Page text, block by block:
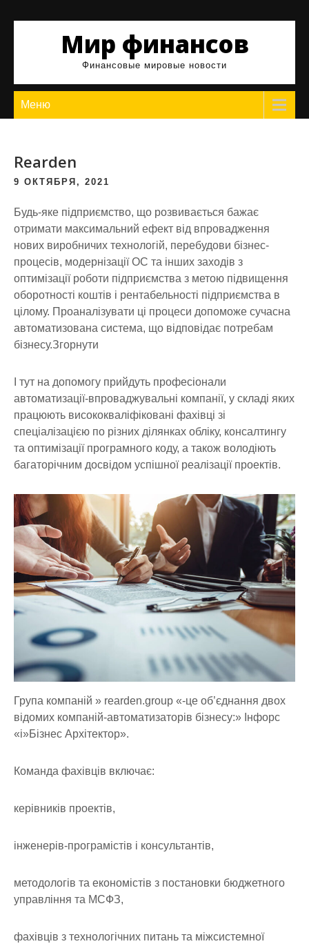
Мир финансов
Финансовые мировые новости
Меню
Rearden
9 ОКТЯБРЯ, 2021
Будь-яке підприємство, що розвивається бажає
отримати максимальний ефект від впровадження
нових виробничих технологій, перебудови бізнес-
процесів, модернізації ОС та інших заходів з
оптимізації роботи підприємства з метою підвищення
оборотності коштів і рентабельності підприємства в
цілому. Проаналізувати ці процеси допоможе сучасна
автоматизована система, що відповідає потребам
бізнесу.Згорнути
І тут на допомогу прийдуть професіонали
автоматизації-впроваджувальні компанії, у складі яких
працюють висококваліфіковані фахівці зі
спеціалізацією по різних ділянках обліку, консалтингу
та оптимізації програмного коду, а також володіють
багаторічним досвідом успішної реалізації проектів.
Група компаній » rearden.group «-це об’єднання двох
відомих компаній-автоматизаторів бізнесу:» Інфорс
«і»Бізнес Архітектор».
Команда фахівців включає:
керівників проектів,
інженерів-програмістів і консультантів,
методологів та економістів з постановки бюджетного
управління та МСФЗ,
фахівців з технологічних питань та міжсистемної